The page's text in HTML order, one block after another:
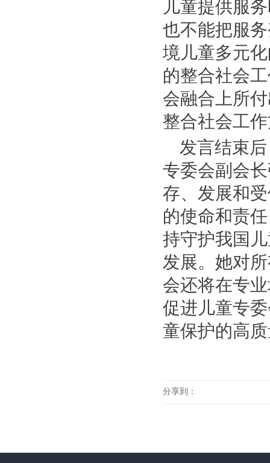
儿童提供服
也不能把服
境儿童多元
的整合社会
会融合上所
整合社会工
发言结束
专委会副会
存、发展和
的使命和责
持守护我国
发展。她对
会还将在专
促进儿童专
童保护的高
分享到：